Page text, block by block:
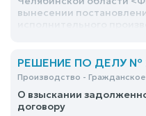
вынесении
РЕШЕНИЕ ПО ДЕЛУ №
Производство - Гражданское
О взыскании
договору